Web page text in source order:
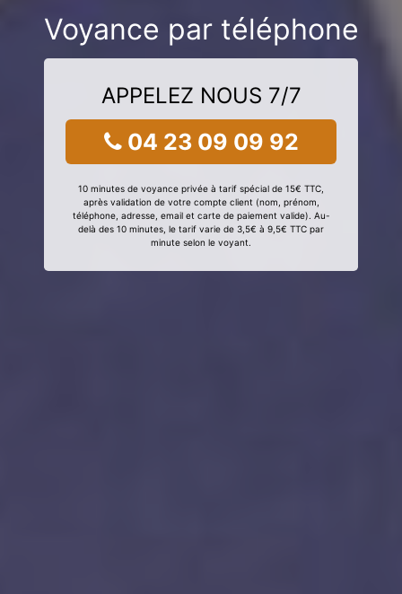
Voyance par téléphone
APPELEZ NOUS 7/7
04 23 09 09 92
10 minutes de voyance privée à tarif spécial de 15€ TTC,
après validation de votre compte client (nom, prénom,
téléphone, adresse, email et carte de paiement valide). Au-
delà des 10 minutes, le tarif varie de 3,5€ à 9,5€ TTC par
minute selon le voyant.